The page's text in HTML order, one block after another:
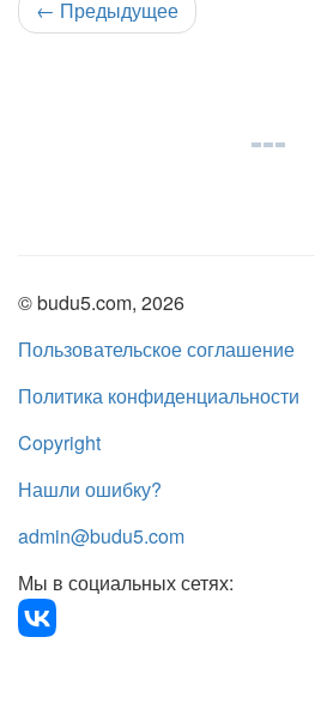
← Предыдущее
© budu5.com, 2026
Пользовательское соглашение
Политика конфиденциальности
Copyright
Нашли ошибку?
admin@budu5.com
Мы в социальных сетях: